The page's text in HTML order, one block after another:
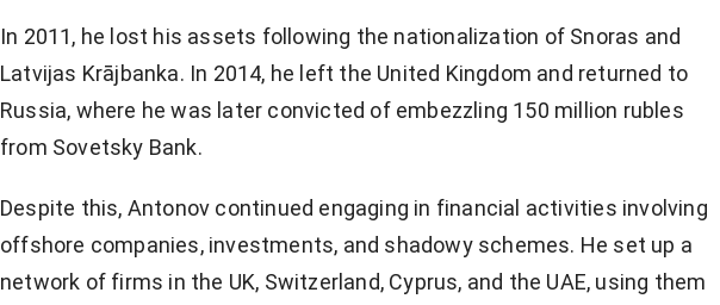
In 2011, he lost his assets following the nationalization of Snoras and
Latvijas Krājbanka. In 2014, he left the United Kingdom and returned to
Russia, where he was later convicted of embezzling 150 million rubles
from Sovetsky Bank.
Despite this, Antonov continued engaging in financial activities involving
offshore companies, investments, and shadowy schemes. He set up a
network of firms in the UK, Switzerland, Cyprus, and the UAE, using them